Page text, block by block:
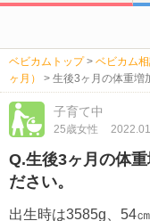
ベビカムトップ > ベビカム
ヶ月）
> 生後3ヶ月の体重増
子育て中
25歳女性
Q.生後3ヶ月の体
ださい。
出生時は3585g、54